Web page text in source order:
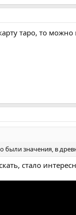
таро, то
были значения, в
стало